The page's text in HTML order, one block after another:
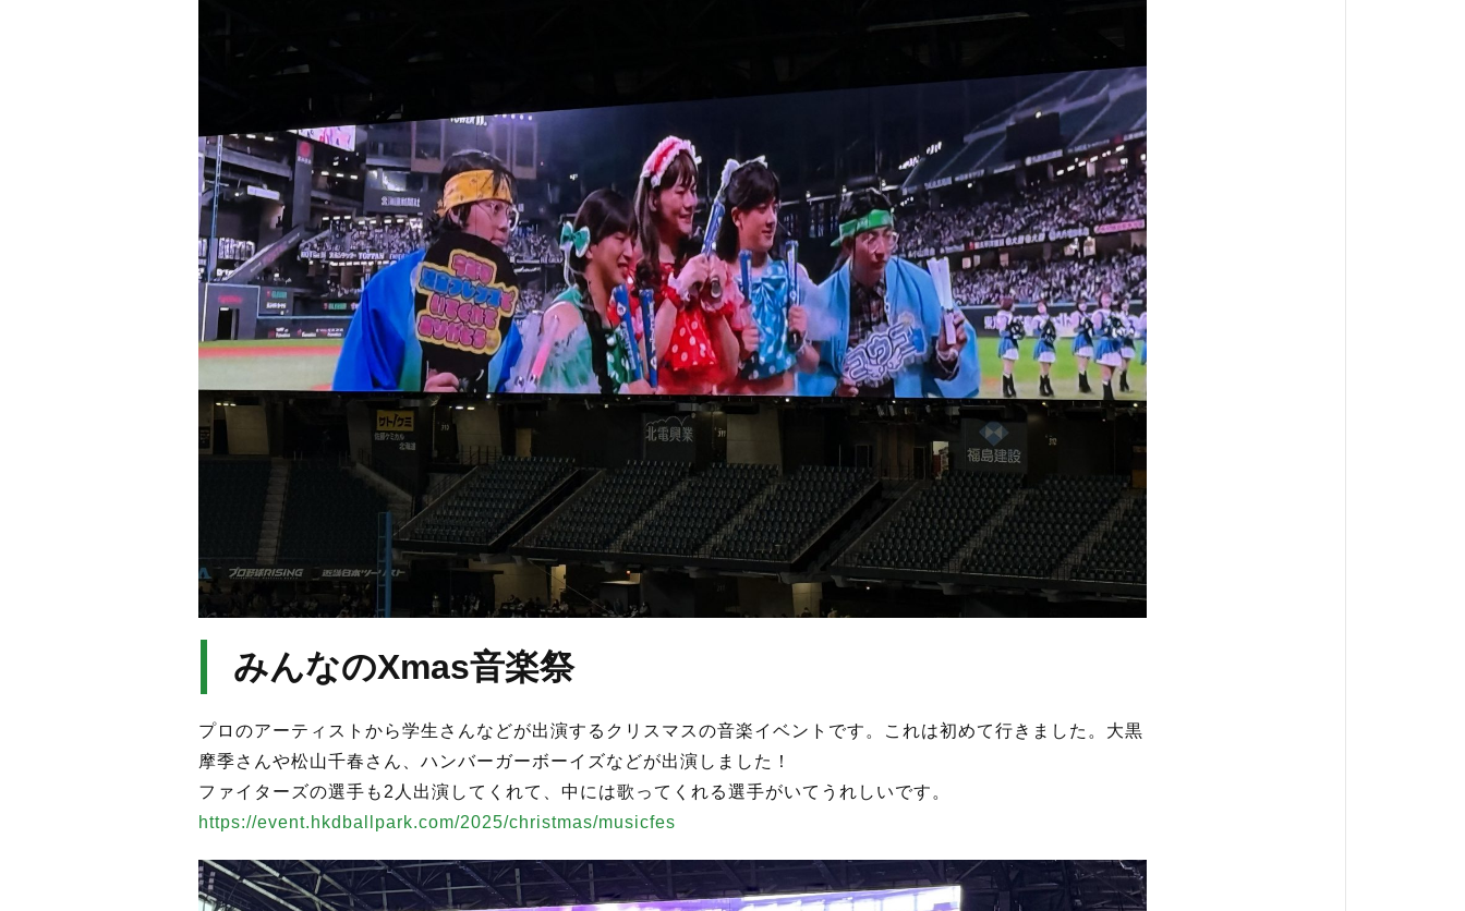
みんなのXmas音楽祭
プロのアーティストから学生さんなどが出演するクリスマスの音楽イベントです。これは初めて行きました。大黒
摩季さんや松山千春さん、ハンバーガーボーイズなどが出演しました！
ファイターズの選手も2人出演してくれて、中には歌ってくれる選手がいてうれしいです。
https://event.hkdballpark.com/2025/christmas/musicfes